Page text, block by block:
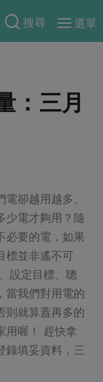
搜尋
選單
：三月
卻越用越多、
少電才夠用？隨
必要的電，如果
標並非遙不可
設定目標、聰
當我們對用電的
則就算蓋再多的
用喔！ 趕快拿
錄填妥資料，三